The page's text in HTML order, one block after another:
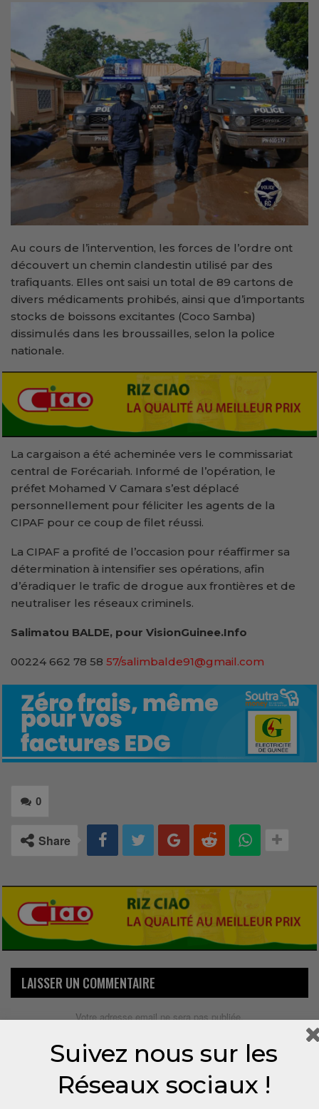
Au cours de l’intervention, les forces de l’ordre ont
découvert un chemin clandestin utilisé par des
trafiquants. Elles ont saisi un total de 89 cartons de
divers médicaments prohibés, ainsi que d’importants
stocks de boissons excitantes (Coco Samba)
dissimulés dans les broussailles, selon la police
nationale.
La cargaison a été acheminée vers le commissariat
central de Forécariah. Informé de l’opération, le
préfet Mohamed V Camara s’est déplacé
personnellement pour féliciter les agents de la
CIPAF pour ce coup de filet réussi.
La CIPAF a profité de l’occasion pour réaffirmer sa
détermination à intensifier ses opérations, afin
d’éradiquer le trafic de drogue aux frontières et de
neutraliser les réseaux criminels.
Salimatou BALDE, pour VisionGuinee.Info
00224 662 78 58 57/salimbalde91@gmail.com
0
Share
LAISSER UN COMMENTAIRE
Votre adresse email ne sera pas publiée.
Suivez nous sur les
Réseaux sociaux !